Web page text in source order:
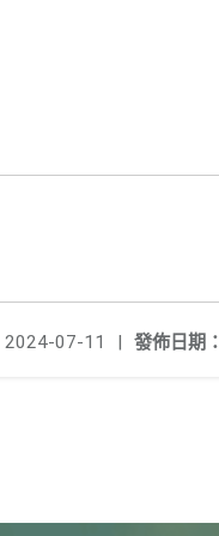
發佈日期：
2024-07-11 |